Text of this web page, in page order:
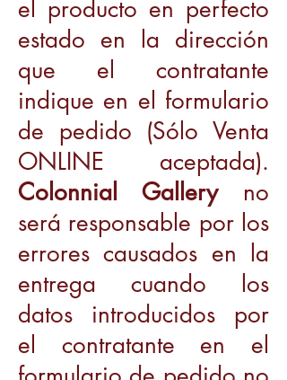
el producto en perfecto
estado en la dirección
que el contratante
indique en el formulario
de pedido (Sólo Venta
ONLINE aceptada).
Colonnial Gallery no
será responsable por los
errores causados en la
entrega cuando los
datos introducidos por
el contratante en el